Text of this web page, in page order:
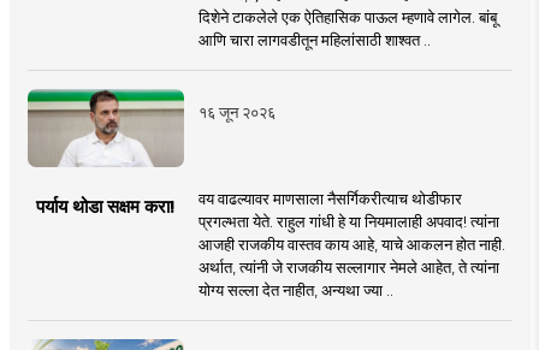
दिशेने टाकलेले एक ऐतिहासिक पाऊल म्हणावे लागेल. बांबू
आणि चारा लागवडीतून महिलांसाठी शाश्वत ..
१६ जून २०२६
पर्याय थोडा सक्षम करा!
वय वाढल्यावर माणसाला नैसर्गिकरीत्याच थोडीफार
प्रगल्भता येते. राहुल गांधी हे या नियमालाही अपवाद! त्यांना
आजही राजकीय वास्तव काय आहे, याचे आकलन होत नाही.
अर्थात, त्यांनी जे राजकीय सल्लागार नेमले आहेत, ते त्यांना
योग्य सल्ला देत नाहीत, अन्यथा ज्या ..